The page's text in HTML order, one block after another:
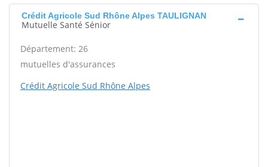
Crédit Agricole Sud Rhône Alpes TAULIGNAN
Mutuelle Santé Sénior
Département: 26
mutuelles d'assurances
Crédit Agricole Sud Rhône Alpes